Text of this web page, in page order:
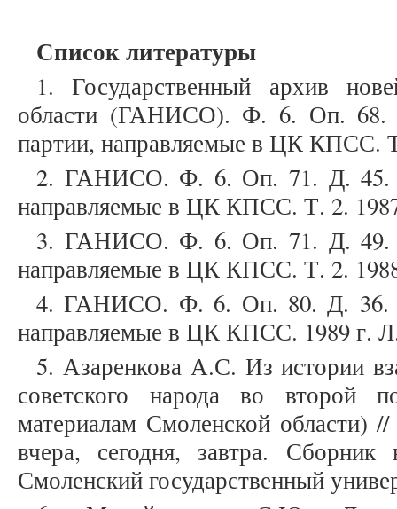
Список литературы
1. Государственный архив
области (ГАНИСО). Ф. 6. Оп. 68.
партии, направляемые в ЦК КПСС.
2. ГАНИСО. Ф. 6. Оп. 71. Д. 45.
направляемые в ЦК КПСС. Т. 2.
3. ГАНИСО. Ф. 6. Оп. 71. Д. 49.
направляемые в ЦК КПСС. Т. 2.
4. ГАНИСО. Ф. 6. Оп. 80. Д. 36.
направляемые в ЦК КПСС. 1989 г.
5. Азаренкова А.С. Из истории
советского народа во второй
материалам Смоленской области)
вчера, сегодня, завтра.
Смоленский государственный